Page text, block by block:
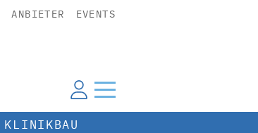
ANBIETER EVENTS
KLINIKBAU